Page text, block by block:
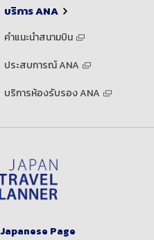
บริการ ANA
คำแนะนำสนามบิน
ประสบการณ์ ANA
บริการห้องรับรอง ANA
Japanese Page